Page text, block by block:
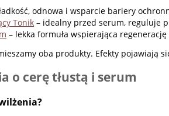
odnowa i wsparcie bariery
Tonik – idealny przed serum, reguluje
– lekka formuła wspierająca regenerację
oba produkty. Efekty pojawiają
o cerę tłustą i serum